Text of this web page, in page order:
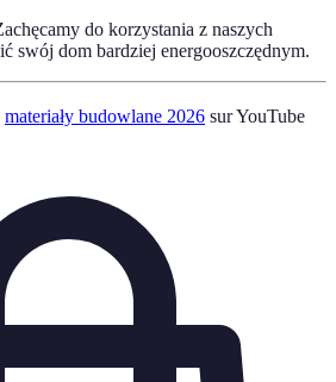
do korzystania z naszych
swój dom bardziej energooszczędnym.
materiały budowlane 2026 sur YouTube